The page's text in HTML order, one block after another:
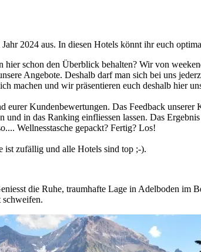
2024 aus. In diesen Hotels könnt ihr euch
schon den Überblick behalten? Wir von
Angebote. Deshalb darf man sich bei uns
machen und wir präsentieren euch deshalb hier
eurer Kundenbewertungen. Das Feedback
und in das Ranking einfliessen lassen. Das
Wellnesstasche gepackt? Fertig? Los!
ist zufällig und alle Hotels sind top ;-).
die Ruhe, traumhafte Lage in Adelboden
schweifen.